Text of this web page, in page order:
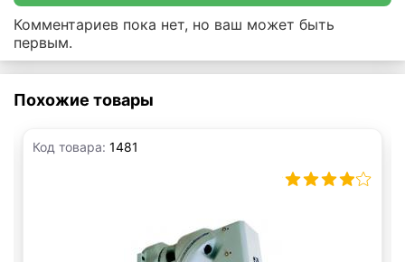
Комментариев пока нет, но ваш может быть
первым.
Похожие товары
Код товара: 1481